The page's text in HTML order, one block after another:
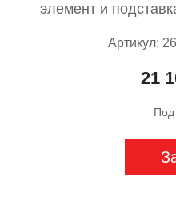
элемент и
Артикул:
21
Под